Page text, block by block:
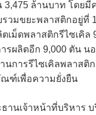
3,475 ล้านบาท โดยมี
วมขยะพลาสติกอยู่ที่
เม็ดพลาสติกรีไซเคิล
รผลิตอีก 9,000 ตัน น
นการรีไซเคิลพลาสติ
ฑ์เพื่อความยั่งยืน
ธานเจ้าหน้าที่บริหาร